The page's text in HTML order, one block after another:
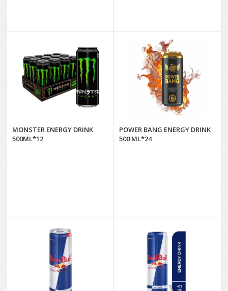
MONSTER ENERGY DRINK
500ML*12
POWER BANG ENERGY DRINK
500 ML*24